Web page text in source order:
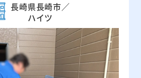
長崎県長崎市／
ハイツ